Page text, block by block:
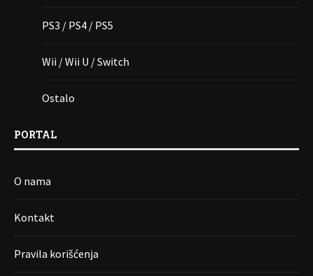
PS3 / PS4 / PS5
Wii / Wii U / Switch
Ostalo
PORTAL
O nama
Kontakt
Pravila korišćenja